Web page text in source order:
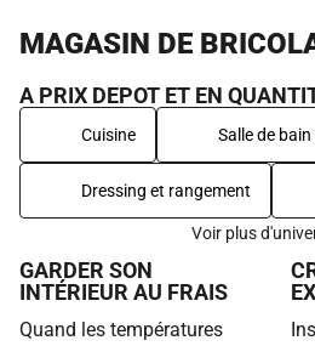
MAGASIN DE
A PRIX DEPOT ET EN
Cuisine Salle de bain
Dressing et rangement
Voir plus
GARDER SON
INTÉRIEUR AU FRAIS
Quand les températures